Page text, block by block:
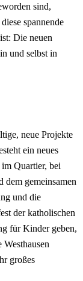
sind,
spannende
Die neuen
und selbst in
neue Projekte
ein neues
Quartier, bei
dem gemeinsamen
und die
der katholischen
für Kinder geben,
großes